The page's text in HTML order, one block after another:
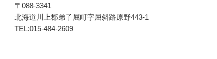
〒088-3341
北海道川上郡弟子屈町字屈斜路原野443-1
TEL:015-484-2609